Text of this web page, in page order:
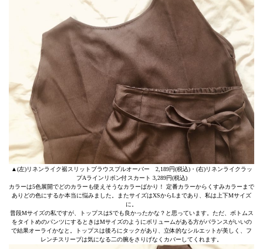
▲(左)リネンライク裾スリットブラウスプルオーバー 2,189円(税込)・(右)リネンライクラッ
プAラインリボン付スカート 3,289円(税込)
カラーは5色展開でどのカラーも使えそうなカラーばかり！ 定番カラーからくすみカラーまで
ありどの色にするか本当に悩みました。またサイズはXSからLまであり、私は上下Mサイズ
に。
普段Mサイズの私ですが、トップスはSでも良かったかな？と思っています。ただ、ボトムス
をタイトめのパンツにするときはMサイズのようにボリュームがある方がバランスがいいの
で結果オーライかなと。トップスは後ろにタックがあり、立体的なシルエットが美しく、フ
レンチスリーブは気になる二の腕をさりげなくカバーしてくれます。